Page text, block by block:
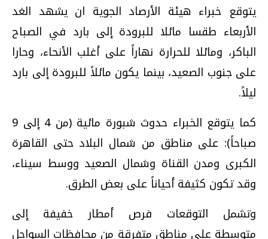
يتوقع خبراء هيئة الأرصاد الجوية ان يشهد الغد
الأربعاء طقسا مائلا للبرودة إلى بارد في الصباح
الباكر، ومائلا للحرارة نهاراً على أغلب الأنحاء، وحارا
على جنوب الصعيد، بينما يكون مائلاً للبرودة إلى بارد
ليلاً.
كما يتوقع الخبراء حدوث شبورة مائية (من 4 إلى 9
صباحاً): على مناطق من شمال البلاد حتى القاهرة
الكبرى ومدن القناة وشمال الصعيد ووسط سيناء،
وقد تكون كثيفة أحياناً على بعض الطرق.
وتشمل التوقعات فرص أمطار خفيفة إلى
متوسطة على مناطق متفرقة من محافظات السواحل